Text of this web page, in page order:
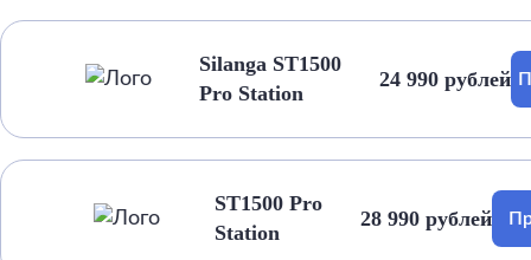
Silanga ST1500
Pro Station
24 990 рублей
ST1500 Pro
Station
28 990 рублей